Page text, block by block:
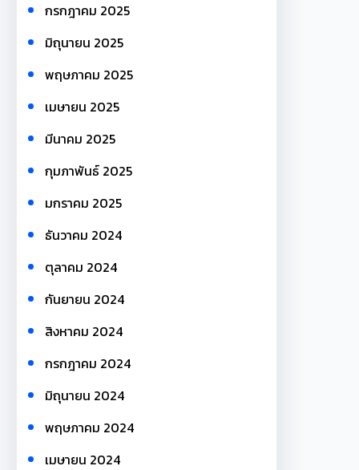
กรกฎาคม 2025
มิถุนายน 2025
พฤษภาคม 2025
เมษายน 2025
มีนาคม 2025
กุมภาพันธ์ 2025
มกราคม 2025
ธันวาคม 2024
ตุลาคม 2024
กันยายน 2024
สิงหาคม 2024
กรกฎาคม 2024
มิถุนายน 2024
พฤษภาคม 2024
เมษายน 2024